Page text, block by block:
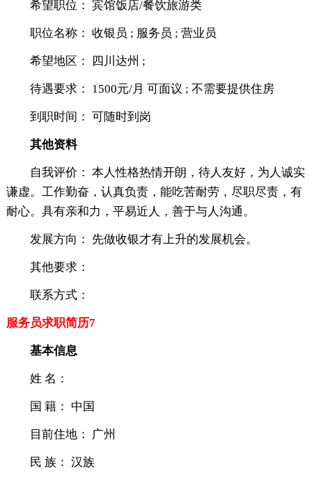
希望职位： 宾馆饭店/餐饮旅游类
职位名称： 收银员 ; 服务员 ; 营业员
希望地区： 四川达州 ;
待遇要求： 1500元/月 可面议 ; 不需要提供住房
到职时间： 可随时到岗
其他资料
自我评价： 本人性格热情开朗，待人友好，为人诚实
谦虚。工作勤奋，认真负责，能吃苦耐劳，尽职尽责，有
耐心。具有亲和力，平易近人，善于与人沟通。
发展方向： 先做收银才有上升的发展机会。
其他要求：
联系方式：
服务员求职简历7
基本信息
姓 名：
国 籍： 中国
目前住地： 广州
民 族： 汉族